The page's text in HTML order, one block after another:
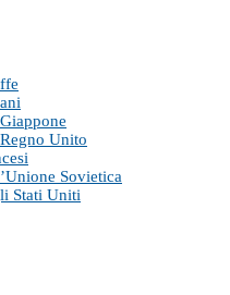
Unito
Sovietica
Stati Uniti